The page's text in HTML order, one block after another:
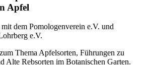
Apfel
dem Pomologenverein e.V. und
e.V.
Thema Apfelsorten, Führungen zu
Alte Rebsorten im Botanischen Garten.